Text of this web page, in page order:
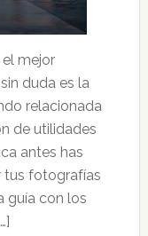
mejor
duda es la
relacionada
de utilidades
antes has
tus fotografías
guía con los